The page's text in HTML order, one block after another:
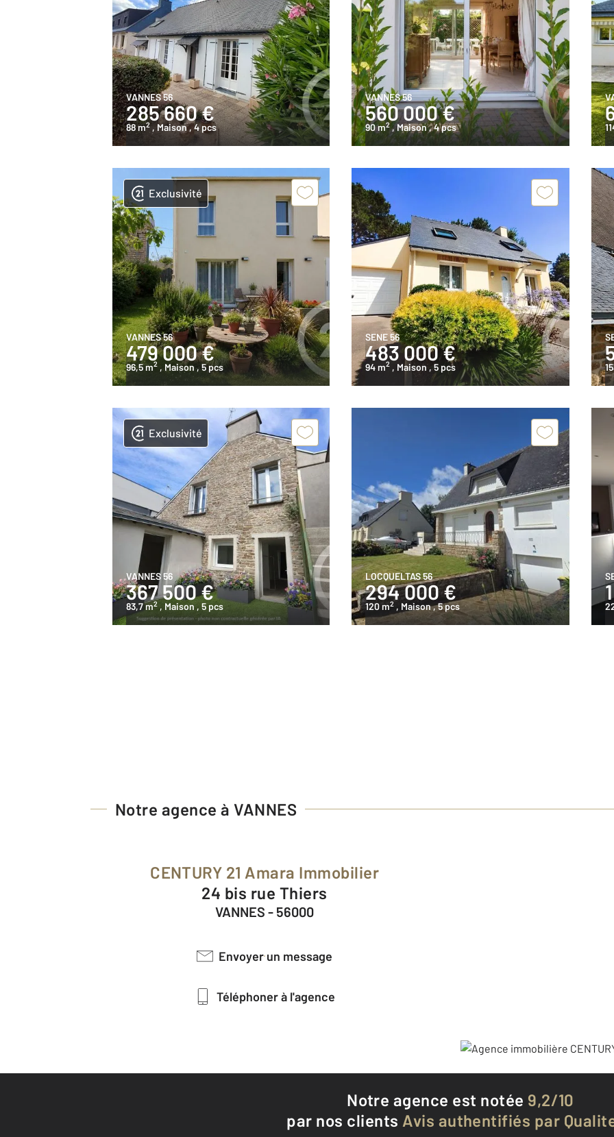
VANNES 56
285 660 €
88 m2 , Maison, 4 pcs
VANNES 56
560 000 €
90 m2 , Maison, 4 pcs
Exclusivité
VANNES 56
479 000 €
96,5 m2 , Maison , 5 pcs
SENE 56
483 000 €
94 m2 , Maison , 5 pcs
Exclusivité
VANNES 56
367 500 €
83,7 m2 , Maison , 5 pcs
LOCQUELTAS 56
294 000 €
120 m2 , Maison, 5 pcs
Notre agence à VANNES
CENTURY 21 Amara Immobilier
24 bis rue Thiers
VANNES - 56000
Envoyer un message
Téléphoner à l'agence
Notre agence est notée 9,2/10
par nos clients Avis authentifiés par